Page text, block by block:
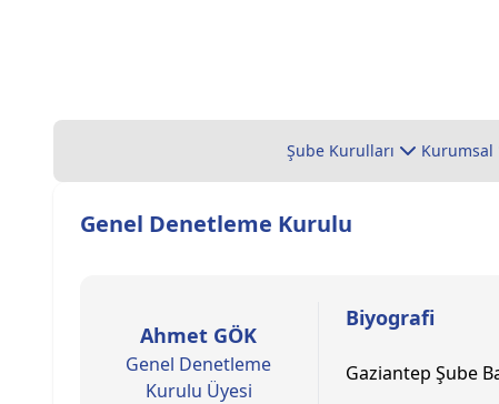
Şube Kurulları Kurumsal
Genel Denetleme Kurulu
Ahmet GÖK
Genel Denetleme
Kurulu Üyesi
Biyografi
Gaziantep Şube